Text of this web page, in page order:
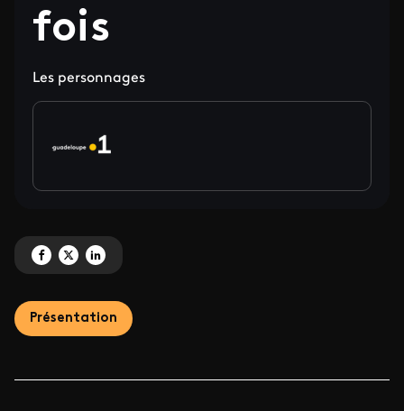
fois
Les personnages
Partagez 'Il était deux fois' sur Facebook
Partagez 'Il était deux fois' sur X
Partagez 'Il était deux fois' sur LinkedIn
Présentation